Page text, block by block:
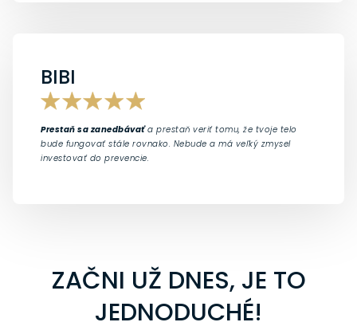
BIBI
Prestaň sa zanedbávaťa prestaň veriť tomu, že tvoje telo
bude fungovať stále rovnako. Nebude a má veľký zmysel
investovať do prevencie.
ZAČNI UŽ DNES, JE TO
JEDNODUCHÉ!